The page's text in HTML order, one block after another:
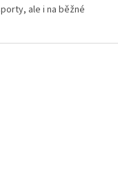
ale i na běžné